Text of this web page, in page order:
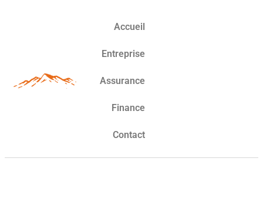
Accueil
Entreprise
Assurance
Finance
Contact